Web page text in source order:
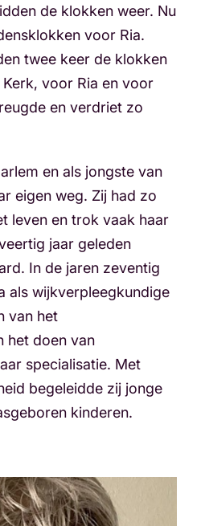
de klokken weer. Nu
voor Ria.
twee keer de klokken
voor Ria en voor
en verdriet zo
en als jongste van
eigen weg. Zij had zo
leven en trok vaak haar
jaar geleden
In de jaren zeventig
als wijkverpleegkundige
van het
het doen van
specialisatie. Met
begeleidde zij jonge
kinderen.